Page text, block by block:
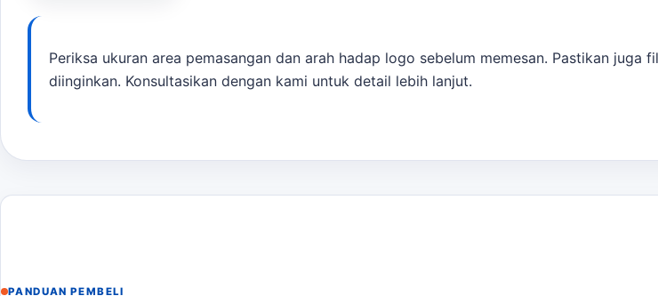
opsi layanan lain sebelum finalisasi kebutuhan.
Ukuran area yang tersedia
Arah hadap logo
Periksa ukuran area pemasangan dan arah hadap logo sebelum memesan. Pastikan juga
diinginkan. Konsultasikan dengan kami untuk detail lebih lanjut.
PANDUAN PEMBELI